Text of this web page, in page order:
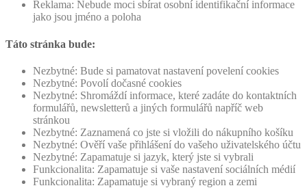
Reklama: Nebude moci sbírat osobní identifikační informace
jako jsou jméno a poloha
Táto stránka bude:
Nezbytné: Bude si pamatovat nastavení povelení cookies
Nezbytné: Povolí dočasné cookies
Nezbytné: Shromáždí informace, které zadáte do kontaktních
formulářů, newsletterů a jiných formulářů napříč web
stránkou
Nezbytné: Zaznamená co jste si vložili do nákupního košíku
Nezbytné: Ověří vaše přihlášení do vašeho uživatelského účtu
Nezbytné: Zapamatuje si jazyk, který jste si vybrali
Funkcionalita: Zapamatuje si vaše nastavení sociálních médií
Funkcionalita: Zapamatuje si vybraný region a zemi